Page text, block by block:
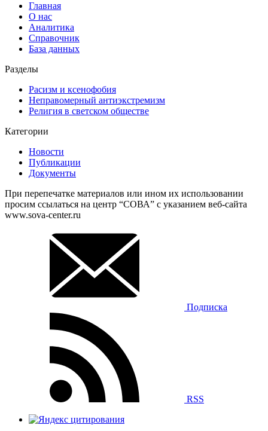
Главная
О нас
Аналитика
Справочник
База данных
Разделы
Расизм и ксенофобия
Неправомерный антиэкстремизм
Религия в светском обществе
Категории
Новости
Публикации
Документы
При перепечатке материалов или ином их использовании
просим ссылаться на центр “СОВА” с указанием веб-сайта
www.sova-center.ru
Подписка
RSS